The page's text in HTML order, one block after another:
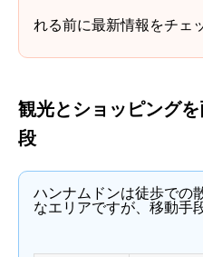
れる前に最新情報をチェ
観光とショッピング
段
ハンナムドンは徒歩での
なエリアですが、移動手